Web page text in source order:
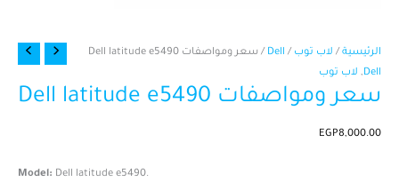
الرئيسية / لاب توب /
Dell / سعر ومواصفات Dell latitude e5490
Dell
, لاب توب
سعر ومواصفات Dell latitude e5490
EGP8,000.00
Model: Dell latitude e5490.
كمية
سعر
ومواصفات
latitude